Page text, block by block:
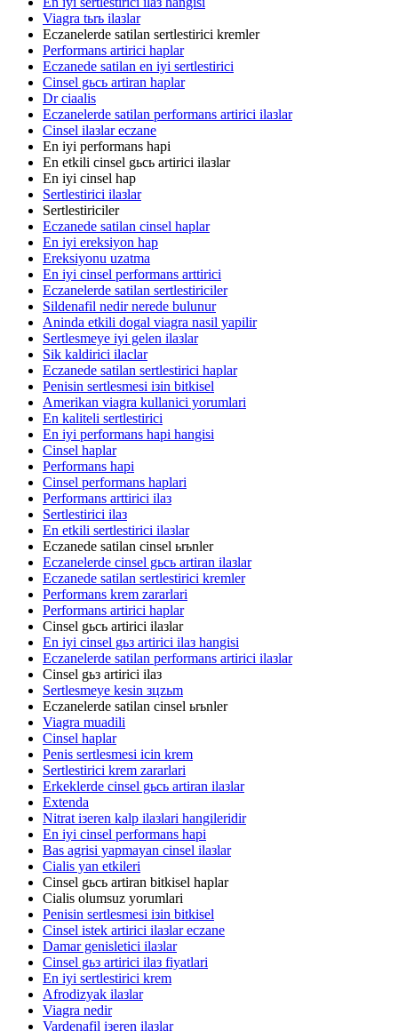
Viagra tьrь ilaзlar
Eczanelerde satilan sertlestirici kremler
Performans artirici haplar
Eczanede satilan en iyi sertlestirici
Cinsel gьcь artiran haplar
Dr ciaalis
Eczanelerde satilan performans artirici ilaзlar
Cinsel ilaзlar eczane
En iyi performans hapi
En etkili cinsel gьcь artirici ilaзlar
En iyi cinsel hap
Sertlestirici ilaзlar
Sertlestiriciler
Eczanede satilan cinsel haplar
En iyi ereksiyon hap
Ereksiyonu uzatma
En iyi cinsel performans arttirici
Eczanelerde satilan sertlestiriciler
Sildenafil nedir nerede bulunur
Aninda etkili dogal viagra nasil yapilir
Sertlesmeye iyi gelen ilaзlar
Sik kaldirici ilaclar
Eczanede satilan sertlestirici haplar
Penisin sertlesmesi iзin bitkisel
Amerikan viagra kullanici yorumlari
En kaliteli sertlestirici
En iyi performans hapi hangisi
Cinsel haplar
Performans hapi
Cinsel performans haplari
Performans arttirici ilaз
Sertlestirici ilaз
En etkili sertlestirici ilaзlar
Eczanede satilan cinsel ьrьnler
Eczanelerde cinsel gьcь artiran ilaзlar
Eczanede satilan sertlestirici kremler
Performans krem zararlari
Performans artirici haplar
Cinsel gьcь artirici ilaзlar
En iyi cinsel gьз artirici ilaз hangisi
Eczanelerde satilan performans artirici ilaзlar
Cinsel gьз artirici ilaз
Sertlesmeye kesin зцzьm
Eczanelerde satilan cinsel ьrьnler
Viagra muadili
Cinsel haplar
Penis sertlesmesi icin krem
Sertlestirici krem zararlari
Erkeklerde cinsel gьcь artiran ilaзlar
Extenda
Nitrat iзeren kalp ilaзlari hangileridir
En iyi cinsel performans hapi
Bas agrisi yapmayan cinsel ilaзlar
Cialis yan etkileri
Cinsel gьcь artiran bitkisel haplar
Cialis olumsuz yorumlari
Penisin sertlesmesi iзin bitkisel
Cinsel istek artirici ilaзlar eczane
Damar genisletici ilaзlar
Cinsel gьз artirici ilaз fiyatlari
En iyi sertlestirici krem
Afrodizyak ilaзlar
Viagra nedir
Vardenafil iзeren ilaзlar